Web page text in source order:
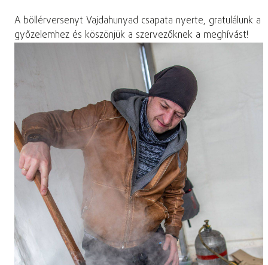
A böllérversenyt Vajdahunyad csapata nyerte, gratulálunk a
győzelemhez és köszönjük a szervezőknek a meghívást!